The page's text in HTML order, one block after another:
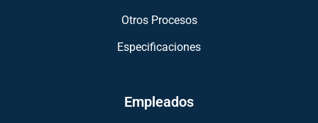
Otros Procesos
Especificaciones
Empleados